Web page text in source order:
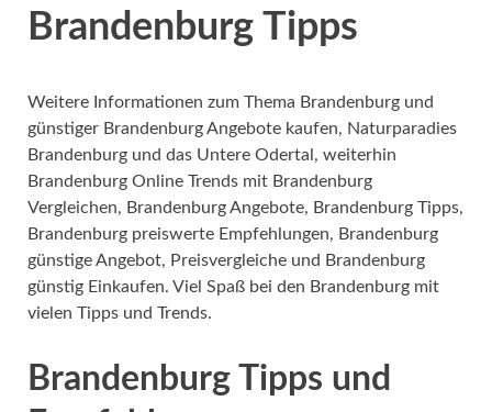
Brandenburg Tipps
Weitere Informationen zum Thema Brandenburg und
günstiger Brandenburg Angebote kaufen, Naturparadies
Brandenburg und das Untere Odertal, weiterhin
Brandenburg Online Trends mit Brandenburg
Vergleichen, Brandenburg Angebote, Brandenburg Tipps,
Brandenburg preiswerte Empfehlungen, Brandenburg
günstige Angebot, Preisvergleiche und Brandenburg
günstig Einkaufen. Viel Spaß bei den Brandenburg mit
vielen Tipps und Trends.
Brandenburg Tipps und